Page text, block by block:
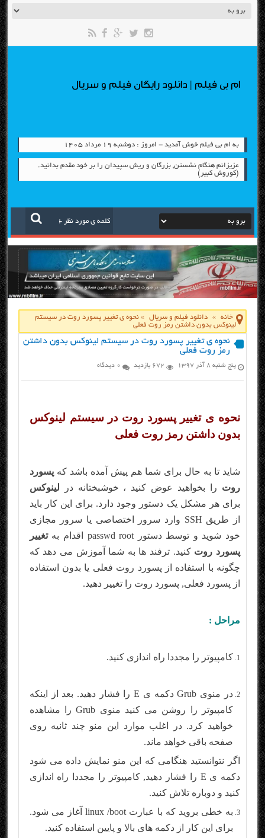
ام بی فیلم | دانلود رایگان فیلم و سریال
به ام بی فیلم خوش آمدید - امروز : دوشنبه ۱۹ مرداد ۱۴۰۵
عزیزانم هنگام نشستن, بزرگان و ریش سپیدان را بر خود مقدم بدانید.
(کوروش کبیر)
خانه » دانلود فیلم و سریال »نحوه ی تغییر پسورد روت در سیستم
لینوکس بدون داشتن رمز روت فعلی
نحوه ی تغییر پسورد روت در سیستم لینوکس بدون داشتن
رمز روت فعلی
پنج شنبه ۸ آذر ۱۳۹۷ 672 بازدید 0 دیدگاه
نحوه ی تغییر پسورد روت در سیستم لینوکس
بدون داشتن رمز روت فعلی
شاید تا به حال برای شما هم پیش آمده باشد کهپسورد
روت را بخواهید عوض کنید ، خوشبختانه در لینوکس
برای هر مشکل یک دستور وجود دارد. برای این کار باید
از طریق SSH وارد سرور اختصاصی یا سرور مجازی
خود شوید و توسط دستور passwd root اقدام به
تغییر
پسورد روت کنید. ترفند ها به شما آموزش می دهد که
چگونه با استفاده از پسورد روت فعلی یا بدون استفاده
از پسورد فعلی, پسورد روت را تغییر دهید.
مراحل :
کامپیوتر را مجددا راه اندازی کنید.
در منوی Grub دکمه ی E را فشار دهید. بعد از اینکه
کامپیوتر را روشن می کنید منوی Grub را مشاهده
خواهید کرد. در اغلب موارد این منو چند ثانیه روی
صفحه باقی خواهد ماند.
اگر نتوانستید هنگامی که این منو نمایش داده می شود
دکمه ی E را فشار دهید, کامپیوتر را مجددا راه اندازی
کنید و دوباره تلاش کنید.
به خطی بروید که با عبارت linux /boot آغاز می شود.
برای این کار از دکمه های بالا و پایین استفاده کنید.